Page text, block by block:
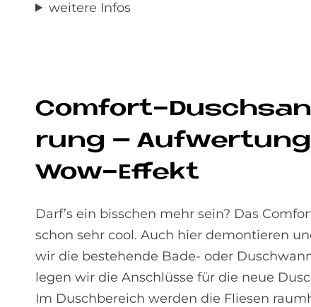
weitere Infos
Com­fort-
rung –
Wow-Ef­fe­kt
Darf’s ein bisschen mehr sein? Das
schon sehr cool. Auch hier demontieren
wir die bestehende Bade- oder
legen wir die Anschlüsse für die neue
Im Duschbereich werden die Fliesen